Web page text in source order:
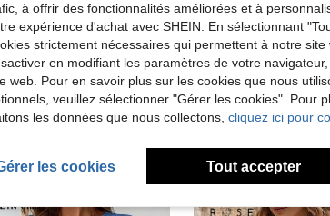
Voir Plus D'avis
à offrir des fonctionnalités améliorées et à
expérience d'achat avec SHEIN. En sélectionnant
strictement nécessaires qui permettent à notre
en modifiant les paramètres de votre
web. Pour en savoir plus sur les cookies que nous
veuillez sélectionner "Gérer les cookies". Pour
les données que nous collectons, cliquez ici pour
les cookies Tout accepter